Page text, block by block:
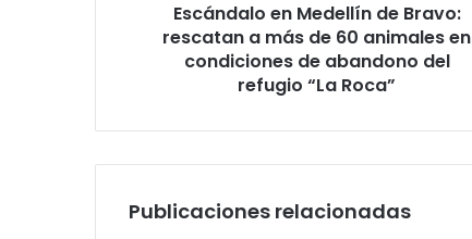
animales
refugio
Roca”
Escándalo en Medellín de Bravo:
rescatan a más de 60 animales en
condiciones de abandono del
refugio “La Roca”
Publicaciones relacionadas